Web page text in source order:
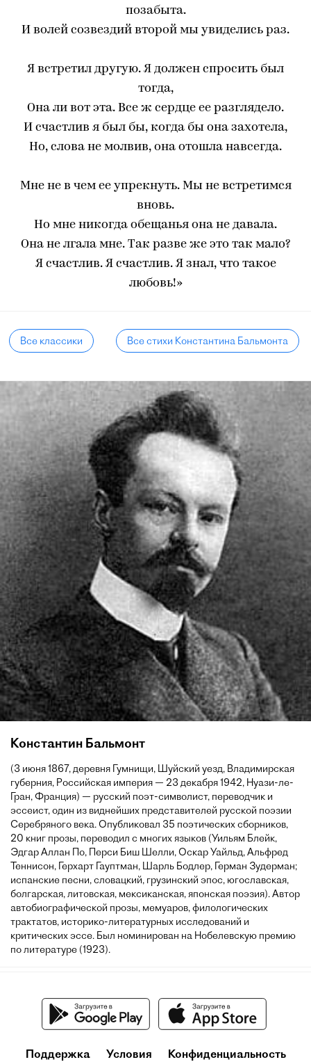
позабыта.
И волей созвездий второй мы увиделись раз.
Я встретил другую. Я должен спросить был
тогда,
Она ли вот эта. Все ж сердце ее разглядело.
И счастлив я был бы, когда бы она захотела,
Но, слова не молвив, она отошла навсегда.
Мне не в чем ее упрекнуть. Мы не встретимся
вновь.
Но мне никогда обещанья она не давала.
Она не лгала мне. Так разве же это так мало?
Я счастлив. Я счастлив. Я знал, что такое
любовь!»
Все классики Все стихи Константина Бальмонта
Константин Бальмонт
(3 июня 1867, деревня Гумнищи, Шуйский уезд, Владимирская
губерния, Российская империя — 23 декабря 1942, Нуази-ле-
Гран, Франция) — русский поэт-символист, переводчик и
эссеист, один из виднейших представителей русской поэзии
Серебряного века. Опубликовал 35 поэтических сборников,
20 книг прозы, переводил с многих языков (Уильям Блейк,
Эдгар Аллан По, Перси Биш Шелли, Оскар Уайльд, Альфред
Теннисон, Герхарт Гауптман, Шарль Бодлер, Герман Зудерман;
испанские песни, словацкий, грузинский эпос, югославская,
болгарская, литовская, мексиканская, японская поэзия). Автор
автобиографической прозы, мемуаров, филологических
трактатов, историко-литературных исследований и
критических эссе. Был номинирован на Нобелевскую премию
по литературе (1923).
Поддержка Условия Конфиденциальность